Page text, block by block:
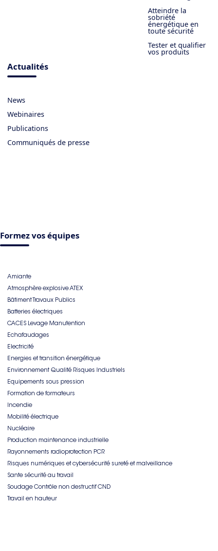
Atteindre la
sobriété
énergétique en
toute sécurité
Tester et qualifier
vos produits
Actualités
News
Webinaires
Publications
Communiqués de presse
Formez vos équipes
Amiante
Atmosphère explosive ATEX
Bâtiment Travaux Publics
Batteries électriques
CACES Levage Manutention
Echafaudages
Electricité
Energies et transition énergétique
Environnement Qualité Risques Industriels
Equipements sous pression
Formation de formateurs
Incendie
Mobilité électrique
Nucléaire
Production maintenance industrielle
Rayonnements radioprotection PCR
Risques numériques et cybersécurité sureté et malveillance
Sante sécurité au travail
Soudage Contrôle non destructif CND
Travail en hauteur